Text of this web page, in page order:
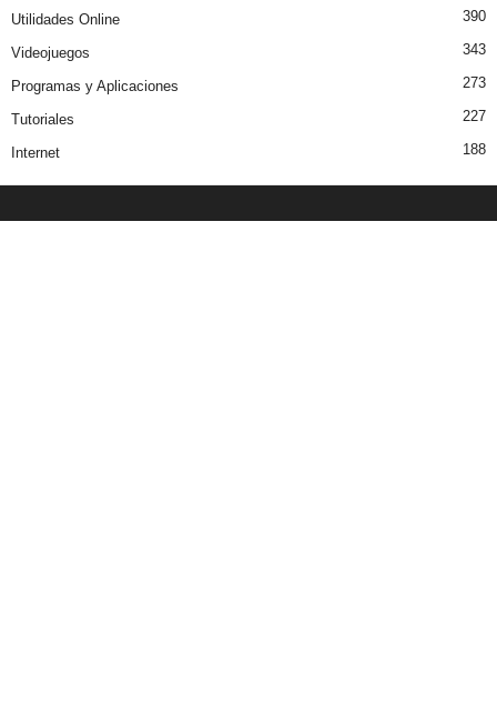
Utilidades Online 390
Videojuegos 343
Programas y Aplicaciones 273
Tutoriales 227
Internet 188